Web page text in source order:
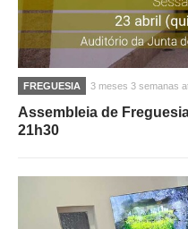
FREGUESIA 3 meses 3 semanas
Assembleia de
21h30